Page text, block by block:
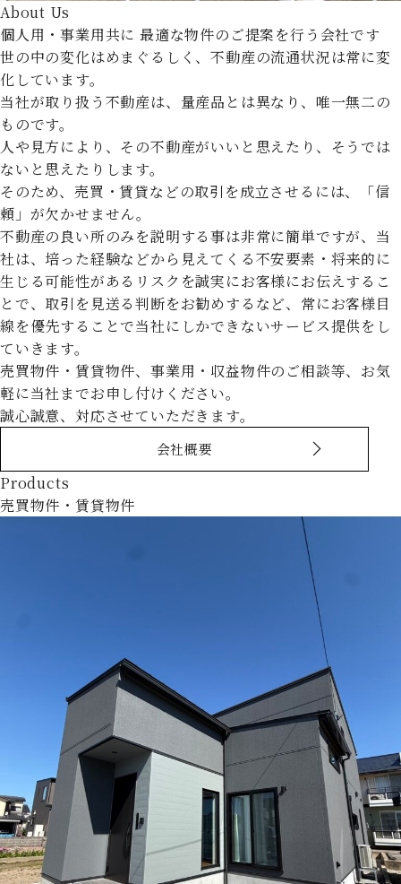
About Us
個人用・事業用共に 最適な物件のご提案を行う会社です
世の中の変化はめまぐるしく、不動産の流通状況は常に変
化しています。
当社が取り扱う不動産は、量産品とは異なり、唯一無二の
ものです。
人や見方により、その不動産がいいと思えたり、そうでは
ないと思えたりします。
そのため、売買・賃貸などの取引を成立させるには、「信
頼」が欠かせません。
不動産の良い所のみを説明する事は非常に簡単ですが、当
社は、培った経験などから見えてくる不安要素・将来的に
生じる可能性があるリスクを誠実にお客様にお伝えするこ
とで、取引を見送る判断をお勧めするなど、常にお客様目
線を優先することで当社にしかできないサービス提供をし
ていきます。
売買物件・賃貸物件、事業用・収益物件のご相談等、お気
軽に当社までお申し付けください。
誠心誠意、対応させていただきます。
会社概要
Products
売買物件・賃貸物件